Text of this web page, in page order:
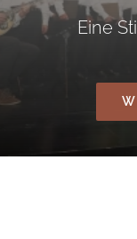
CHRONIK
Eine